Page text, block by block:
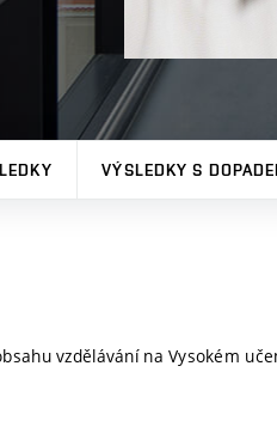
VÝSLEDKY S
vzdělávání na Vysokém